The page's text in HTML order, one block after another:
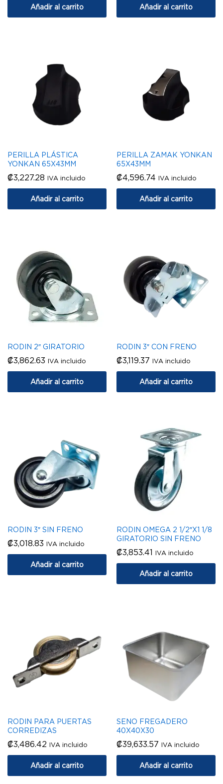
Añadir al carrito Añadir al carrito
PERILLA PLÁSTICA
YONKAN 65X43MM
₡3,227.28 IVA incluido
Añadir al carrito
PERILLA ZAMAK YONKAN
65X43MM
₡4,596.74 IVA incluido
Añadir al carrito
RODIN 2″ GIRATORIO
₡3,862.63 IVA incluido
Añadir al carrito
RODIN 3″ CON FRENO
₡3,119.37 IVA incluido
Añadir al carrito
RODIN 3″ SIN FRENO
₡3,018.83 IVA incluido
Añadir al carrito
RODIN OMEGA 2 1/2″X1 1/8
GIRATORIO SIN FRENO
₡3,853.41 IVA incluido
Añadir al carrito
RODIN PARA PUERTAS
CORREDIZAS
₡3,486.42 IVA incluido
Añadir al carrito
SENO FREGADERO
40X40X30
₡39,633.57 IVA incluido
Añadir al carrito